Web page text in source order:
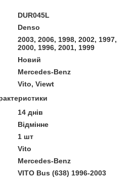
DUR045L
Denso
2003, 2006, 1998, 2002, 1997,
2000, 1996, 2001, 1999
Новий
Mercedes-Benz
Vito, Viewt
14 днів
Відмінне
1 шт
Vito
Mercedes-Benz
VITO Bus (638) 1996-2003